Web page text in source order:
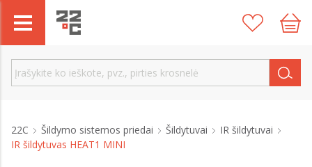
22C Šildymo sistemos priedai Šildytuvai
IR šildytuvai
IR šildytuvas HEAT1 MINI